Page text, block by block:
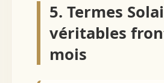
5. Termes
véritables
mois